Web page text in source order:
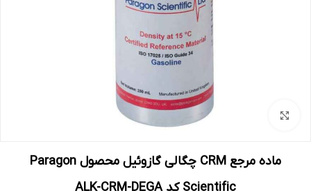
ماده مرجع CRM چگالی گازوئیل محصول Paragon
Scientific کد ALK-CRM-DEGA